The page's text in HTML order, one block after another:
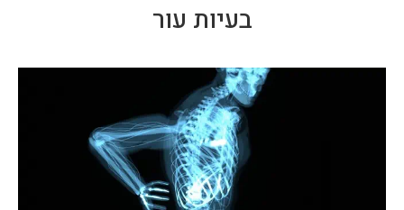
בעיות עור